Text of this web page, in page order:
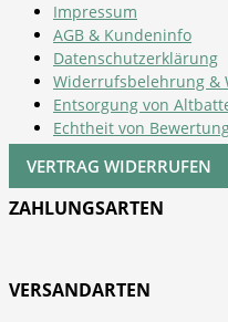
Impressum
AGB & Kundeninfo
Datenschutzerklärung
Widerrufsbelehrung &
Entsorgung von
Echtheit von
VERTRAG WIDERRUFEN
ZAHLUNGSARTEN
VERSANDARTEN